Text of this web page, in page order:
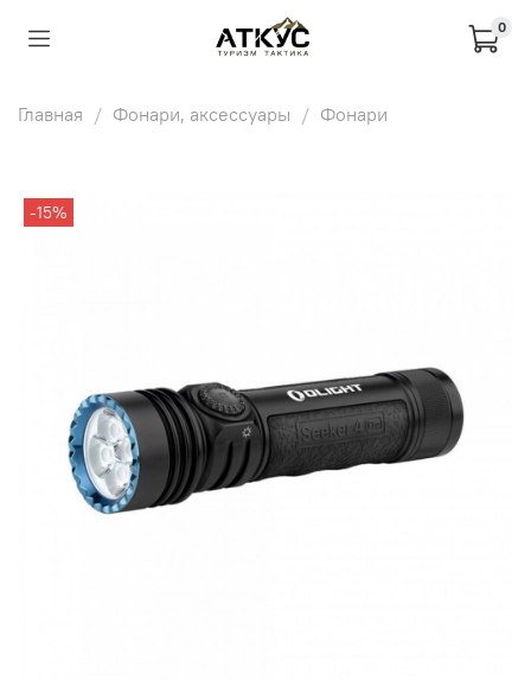
0
Главная Фонари, аксессуары Фонари
-15%